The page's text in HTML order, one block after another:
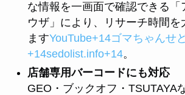
な情報を一画面で確認できる「
ウザ」により、リサーチ時間を
ますYouTube+14ゴマちゃんせ
+14sedolist.info+14。
店舗専用バーコードにも対応
GEO・ブックオフ・TSUTAYA